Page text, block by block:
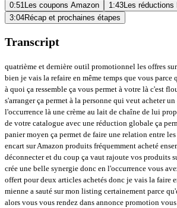
0:51Les coupons Amazon 1:43Les
3:04Récap et prochaines étapes
Transcript
quatrième et dernière outil promotionnel les offres
bien je vais la refaire en même temps que vous parce
à quoi ça ressemble ça vous permet à votre là c'est
s'arranger ça permet à la personne qui veut acheter
l'occurrence là une crème au lait de chaîne de lui
de votre catalogue avec une réduction globale ça
panier moyen ça permet de faire une relation entre
encart sur Amazon produits fréquemment acheté
déconnecter et du coup ça vaut rajoute vos produits
crée une belle synergie donc en l'occurrence vous
offert pour deux articles achetés donc je vais la faire
mienne a sauté sur mon listing certainement parce
alors vous vous rendez dans annonce promotion